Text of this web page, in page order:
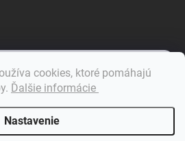
cookies, ktoré pomáhajú
. Ďalšie informácie
Nastavenie
a platba
nájsť správny diel. Napíšte mi.